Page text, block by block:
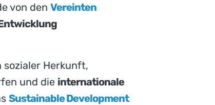
von den Vereinten
sozialer Herkunft,
und die internationale
Sustainable Development